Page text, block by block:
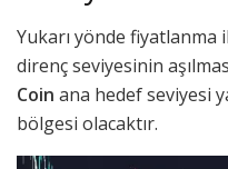
Yukarı yönde
direnç seviyesinin
Coin ana hedef seviyesi
bölgesi olacaktır.